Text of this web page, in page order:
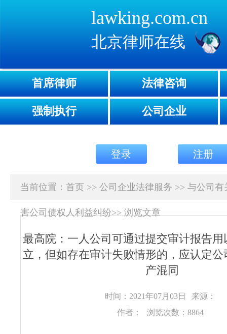
lawking.com.cn
北京律师在线
首席律师 法律咨询
强制执行 公司企业
登录 注册
当前位置： 首页 >> 公司企业法律服务 >> 与公司有
害公司债权人利益纠纷>>浏览文章
最高院：一人公司可通过提交审计报告
立，但如存在审计失败情形的，应认定
产混同​
时间：2021年07月03日
来源：
作者：
浏览次数：8864